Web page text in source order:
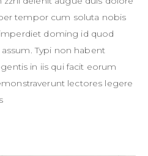
tempor cum soluta nobis
doming id quod
Typi non habent
in iis qui facit eorum
lectores legere